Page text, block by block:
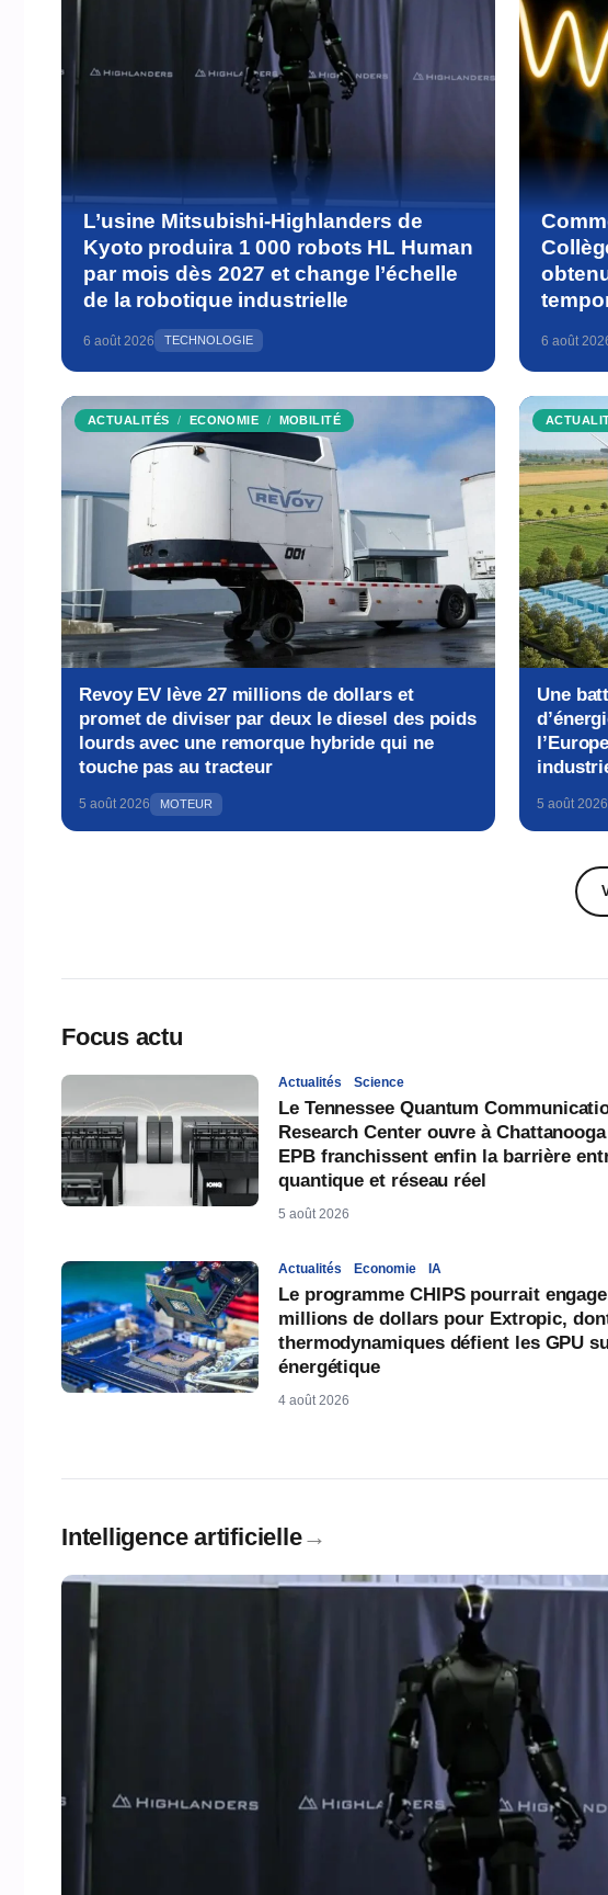
L’usine Mitsubishi-Highlanders de
Kyoto produira 1 000 robots HL Human
par mois dès 2027 et change l’échelle
de la robotique industrielle
6 août 2026 TECHNOLOGIE 6 août
ACTUALITÉS ECONOMIE MOBILITÉ
Revoy EV lève 27 millions de dollars et
promet de diviser par deux le diesel des poids
lourds avec une remorque hybride qui ne
touche pas au tracteur
5 août 2026 MOTEUR
Une
5 août 2026
Focus actu
Actualités Science
Le Tennessee Quantum
Research Center ouvre à
EPB franchissent enfin la barrière
quantique et réseau réel
5 août 2026
Actualités Economie IA
Le programme CHIPS pourrait
millions de dollars pour Extropic,
thermodynamiques défient les GPU
énergétique
4 août 2026
Intelligence artificielle→